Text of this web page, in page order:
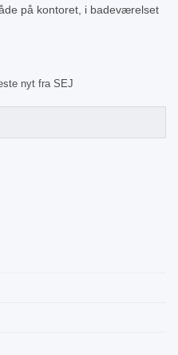
på kontoret, i badeværelset
nyt fra SEJ